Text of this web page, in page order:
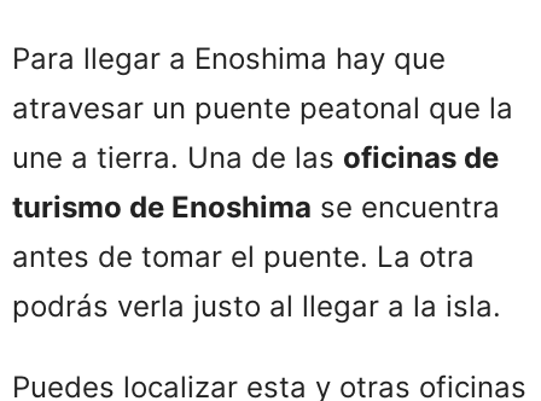
Para llegar a Enoshima hay que
atravesar un puente peatonal que la
une a tierra. Una de las oficinas de
turismo de Enoshima se encuentra
antes de tomar el puente. La otra
podrás verla justo al llegar a la isla.
Puedes localizar esta y otras oficinas